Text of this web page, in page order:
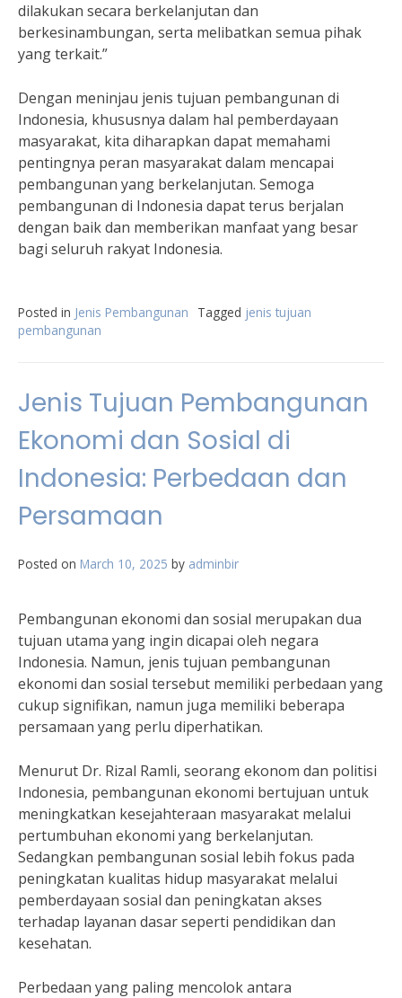
dilakukan secara berkelanjutan dan
berkesinambungan, serta melibatkan semua pihak
yang terkait.”
Dengan meninjau jenis tujuan pembangunan di
Indonesia, khususnya dalam hal pemberdayaan
masyarakat, kita diharapkan dapat memahami
pentingnya peran masyarakat dalam mencapai
pembangunan yang berkelanjutan. Semoga
pembangunan di Indonesia dapat terus berjalan
dengan baik dan memberikan manfaat yang besar
bagi seluruh rakyat Indonesia.
Posted in Jenis Pembangunan Tagged jenis tujuan
pembangunan
Jenis Tujuan Pembangunan
Ekonomi dan Sosial di
Indonesia: Perbedaan dan
Persamaan
Posted on March 10, 2025 by adminbir
Pembangunan ekonomi dan sosial merupakan dua
tujuan utama yang ingin dicapai oleh negara
Indonesia. Namun, jenis tujuan pembangunan
ekonomi dan sosial tersebut memiliki perbedaan yang
cukup signifikan, namun juga memiliki beberapa
persamaan yang perlu diperhatikan.
Menurut Dr. Rizal Ramli, seorang ekonom dan politisi
Indonesia, pembangunan ekonomi bertujuan untuk
meningkatkan kesejahteraan masyarakat melalui
pertumbuhan ekonomi yang berkelanjutan.
Sedangkan pembangunan sosial lebih fokus pada
peningkatan kualitas hidup masyarakat melalui
pemberdayaan sosial dan peningkatan akses
terhadap layanan dasar seperti pendidikan dan
kesehatan.
Perbedaan yang paling mencolok antara